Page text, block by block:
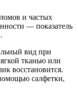
и частых
— показатель
вид при
тканью или
восстановится.
салфетки,